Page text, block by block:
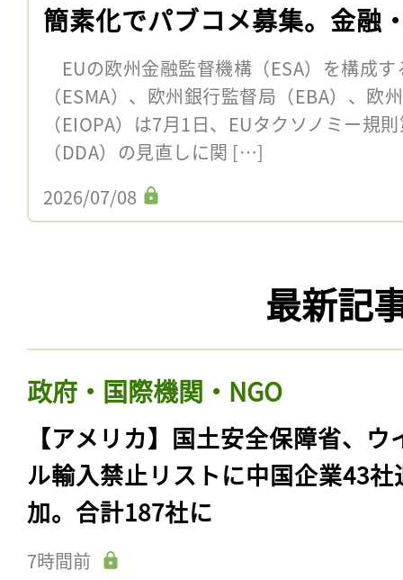
簡素化でパブコメ募集。金融
EUの欧州金融監督機構（ESA）を構成
（ESMA）、欧州銀行監督局（EBA）、欧
（EIOPA）は7月1日、EUタクソノミー規
（DDA）の見直しに関 […]
2026/07/08
最新記
政府・国際機関・NGO
【アメリカ】国土安全保障省、ウ
ル輸入禁止リストに中国企業43社
加。合計187社に
7時間前